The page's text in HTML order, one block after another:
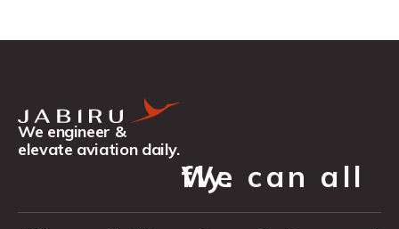
We engineer &
elevate aviation daily.
We can all fly.